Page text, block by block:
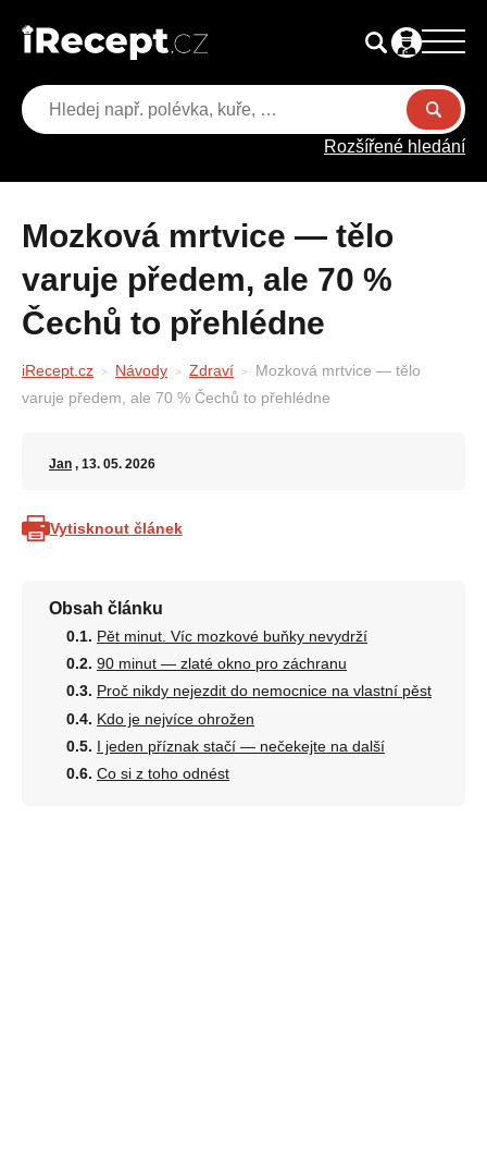
Rozšířené hledání
Mozková mrtvice — tělo
varuje předem, ale 70 %
Čechů to přehlédne
iRecept.cz Návody Zdraví
Mozková mrtvice — tělo
varuje předem, ale 70 % Čechů to přehlédne
Jan , 13. 05. 2026
Vytisknout článek
Obsah článku
Pět minut. Víc mozkové buňky nevydrží
90 minut — zlaté okno pro záchranu
Proč nikdy nejezdit do nemocnice na vlastní pěst
Kdo je nejvíce ohrožen
I jeden příznak stačí — nečekejte na další
Co si z toho odnést